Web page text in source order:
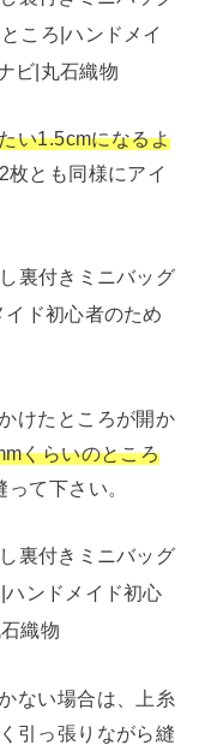
い1.5cmになるよ
枚とも同様にアイ
けたところが開か
くらいのところ
て下さい。
ない場合は、上糸
引っ張りながら縫